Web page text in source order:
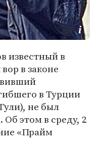
известный в
в законе
в Турции
не был
этом в среду, 2
«Прайм